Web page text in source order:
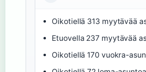
Oikotiellä 313 myytävää
Etuovella 237 myytävää
Oikotiellä 170 vuokra-